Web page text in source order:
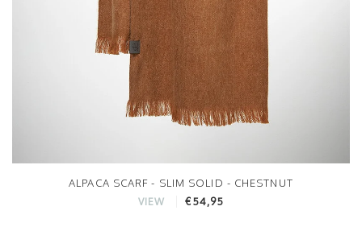
ALPACA SCARF - SLIM SOLID - CHESTNUT
VIEW €54,95